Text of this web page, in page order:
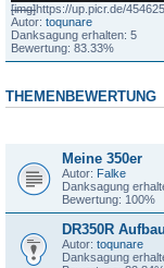
[img]https://up.picr.de/
Autor: toqunare
Danksagung erhalten: 5
Bewertung: 83.33%
THEMENBEWERTUNG
Meine 350er
Autor: Falke
Danksagung
Bewertung: 100%
DR350R
Autor: toqunare
Danksagung